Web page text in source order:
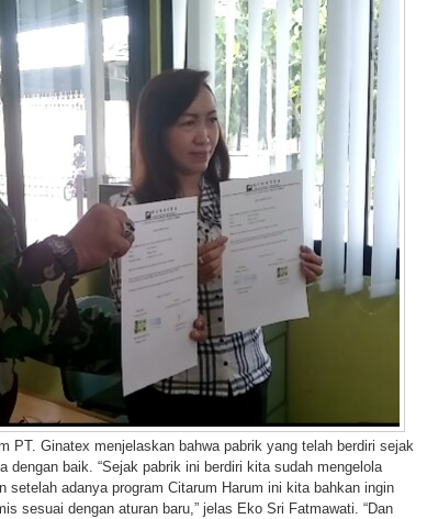
PT. Ginatex menjelaskan bahwa pabrik yang telah berdiri sejak
dengan baik. “Sejak pabrik ini berdiri kita sudah mengelola
setelah adanya program Citarum Harum ini kita bahkan ingin
sesuai dengan aturan baru,” jelas Eko Sri Fatmawati. “Dan